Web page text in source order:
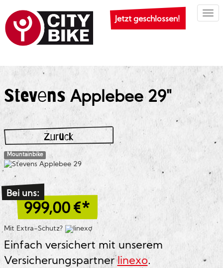
Jetzt geschlossen!
Stevens Applebee 29"
Zurück
Mountainbike
Bei uns:
999,00 €*
Mit Extra-Schutz?
Einfach versichert mit unserem
Versicherungspartnerlinexo.